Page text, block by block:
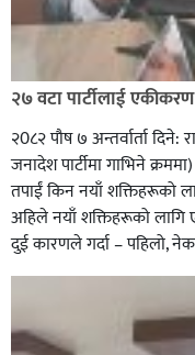
२७ वटा पार्टीलाई
२0८२ पाैष ७ अन्तर्वार्ता दिने:
जनादेश पार्टीमा गाभिने
तपाईं किन नयाँ शक्तिहरूको
अहिले नयाँ शक्तिहरूको लागि
दुई कारणले गर्दा – पहिलो,